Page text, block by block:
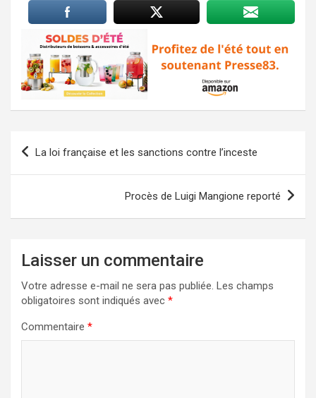
Navigation
La loi française et les sanctions contre l’inceste
Procès de Luigi Mangione reporté
Laisser un commentaire
Votre adresse e-mail ne sera pas publiée. Les champs
obligatoires sont indiqués avec *
Commentaire *